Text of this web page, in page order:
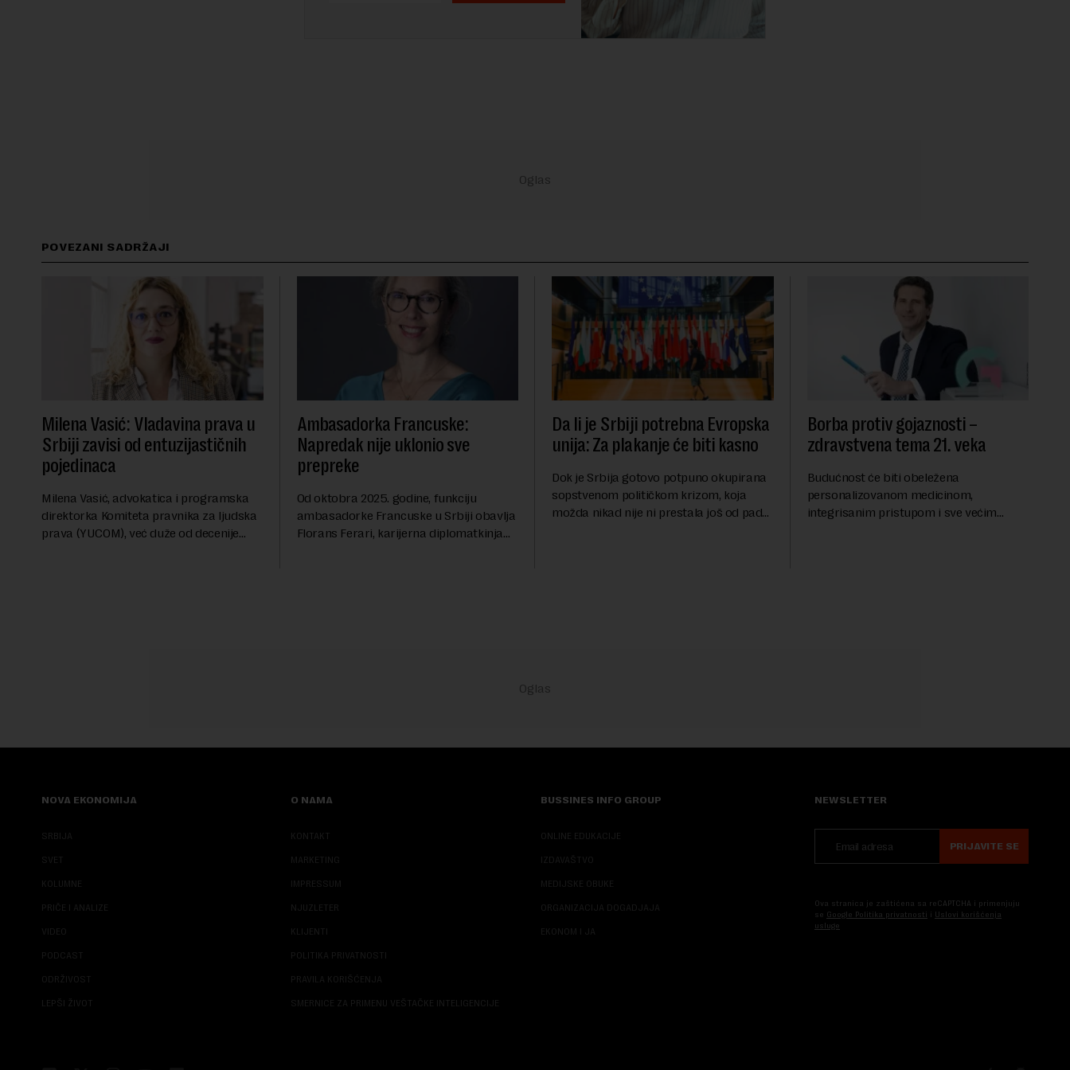
POVEZANI SADRŽAJI
Milena Vasić: Vladavina prava u
Srbiji zavisi od entuzijastičnih
pojedinaca
Milena Vasić, advokatica i programska
direktorka Komiteta pravnika za ljudska
prava (YUCOM), već duže od decenije
Ambasadorka Francuske:
Napredak nije uklonio sve
prepreke
Od oktobra 2025. godine, funkciju
ambasadorke Francuske u Srbiji obavlja
Florans Ferari, karijerna diplomatkinja
Da li je Srbiji potrebna Evropska
unija: Za plakanje će biti kasno
Dok je Srbija gotovo potpuno okupirana
sopstvenom političkom krizom, koja
možda nikad nije ni prestala još od pada
Borba protiv gojaznosti –
zdravstvena tema 21. veka
Budućnost će biti obeležena
personalizovanom medicinom,
integrisanim pristupom i sve većim
NOVA EKONOMIJA
SRBIJA
SVET
KOLUMNE
PRIČE I ANALIZE
VIDEO
PODCAST
ODRŽIVOST
LEPŠI ŽIVOT
O NAMA
KONTAKT
MARKETING
IMPRESSUM
NJUZLETER
KLIJENTI
POLITIKA PRIVATNOSTI
PRAVILA KORIŠĆENJA
SMERNICE ZA PRIMENU VEŠTAČKE INTELIGENCIJE
BUSSINES INFO GROUP
ONLINE EDUKACIJE
IZDAVAŠTVO
MEDIJSKE OBUKE
ORGANIZACIJA DOGADJAJA
EKONOM I JA
NEWSLETTER
PRIJAVITE SE
Ova stranica je zaštićena sa reCAPTCHA i primenjuju
se Google Politika privatnosti i Uslovi korišćenja
usluge